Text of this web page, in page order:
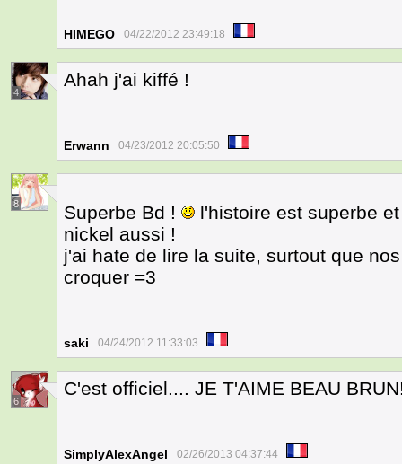
HIMEGO 04/22/2012 23:49:18
4
Ahah j'ai kiffé !
Erwann 04/23/2012 20:05:50
8 Superbe Bd !
l'histoire est superbe
nickel aussi !
j'ai hate de lire la suite, surtout que
croquer =3
saki 04/24/2012 11:33:03
6
C'est officiel.... JE T'AIME BEAU
SimplyAlexAngel 02/26/2013 04:37:44